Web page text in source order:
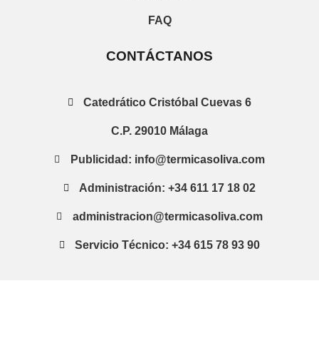
FAQ
CONTÁCTANOS
Catedrático Cristóbal Cuevas 6
C.P. 29010 Málaga
Publicidad: info@termicasoliva.com
Administración: +34 611 17 18 02
administracion@termicasoliva.com
Servicio Técnico: +34 615 78 93 90